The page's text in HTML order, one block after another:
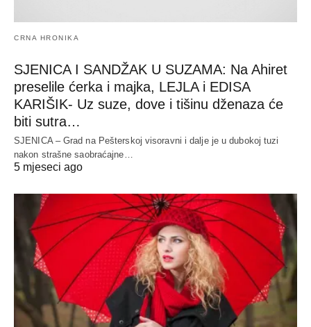
CRNA HRONIKA
SJENICA I SANDŽAK U SUZAMA: Na Ahiret
preselile ćerka i majka, LEJLA i EDISA
KARIŠIK- Uz suze, dove i tišinu dženaza će
biti sutra…
SJENICA – Grad na Pešterskoj visoravni i dalje je u dubokoj tuzi
nakon strašne saobraćajne…
5 mjeseci ago